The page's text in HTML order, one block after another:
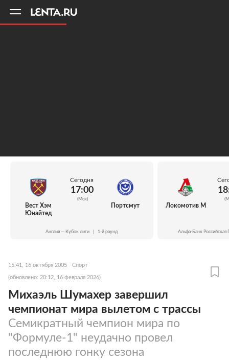
Вест Хэм
Юнайтед
Сегодня
17:00
(Мск)
Портсмут
Англия — Кубок лиги 1-й раунд
Локомотив М
Альфа-Банк Российская
15:41, 16 октября 2005 Спорт
(обновлено: 20:12, 16 февраля 2026)
Михаэль Шумахер завершил
чемпионат мира вылетом с трассы
Семикратный чемпион мира по
"Формуле-1" неудачно провел
последнюю гонку сезона